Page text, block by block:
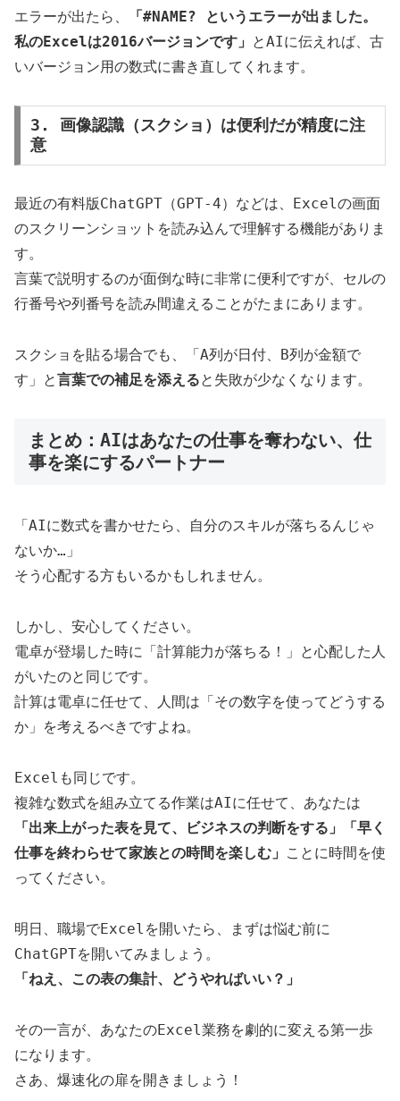
エラーが出たら、
「#NAME? というエラーが出ました。
私のExcelは2016バージョンです」 とAIに伝えれば、古
いバージョン用の数式に書き直してくれます。
3. 画像認識（スクショ）は便利だが精度に注
意
最近の有料版ChatGPT（GPT-4）などは、Excelの画面
のスクリーンショットを読み込んで理解する機能がありま
す。
言葉で説明するのが面倒な時に非常に便利ですが、セルの
行番号や列番号を読み間違えることがたまにあります。
スクショを貼る場合でも、「A列が日付、B列が金額で
す」と言葉での補足を添えると失敗が少なくなります。
まとめ：AIはあなたの仕事を奪わない、仕
事を楽にするパートナー
「AIに数式を書かせたら、自分のスキルが落ちるんじゃ
ないか…」
そう心配する方もいるかもしれません。
しかし、安心してください。
電卓が登場した時に「計算能力が落ちる！」と心配した人
がいたのと同じです。
計算は電卓に任せて、人間は「その数字を使ってどうする
か」を考えるべきですよね。
Excelも同じです。
複雑な数式を組み立てる作業はAIに任せて、あなたは
「出来上がった表を見て、ビジネスの判断をする」「早く
仕事を終わらせて家族との時間を楽しむ」 ことに時間を使
ってください。
明日、職場でExcelを開いたら、まずは悩む前に
ChatGPTを開いてみましょう。
「ねえ、この表の集計、どうやればいい？」
その一言が、あなたのExcel業務を劇的に変える第一歩
になります。
さあ、爆速化の扉を開きましょう！